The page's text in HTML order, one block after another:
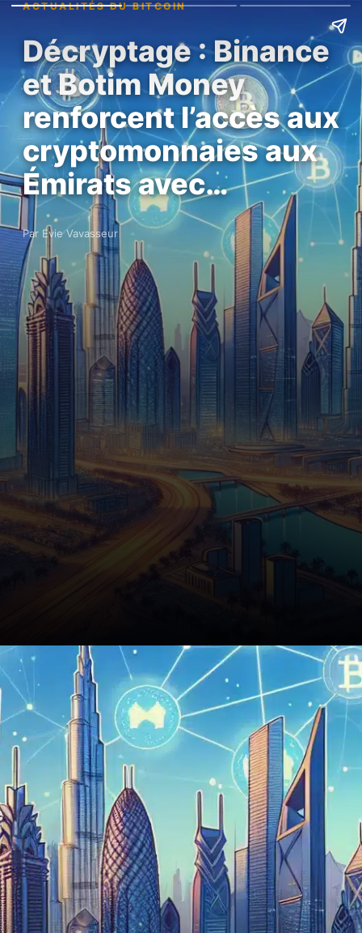
ACTUALITÉS DU BITCOIN
Décryptage : Binance
et Botim Money
renforcent l’accès aux
cryptomonnaies aux
Émirats avec…
Par Evie Vavasseur